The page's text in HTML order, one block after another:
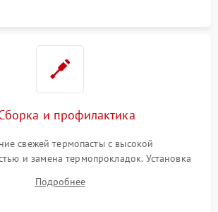
и профилактика
свежей термопасты с высокой
и замена термопрокладок. Установка
памяти и накопителей. Предварительная
Подробнее